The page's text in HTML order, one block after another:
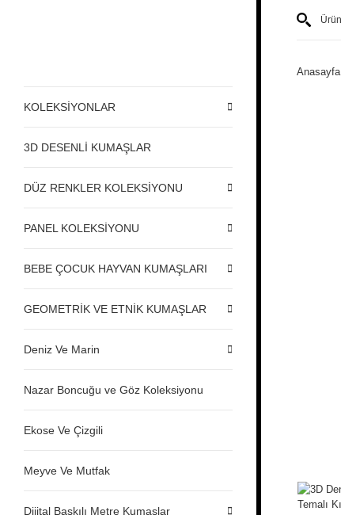
KOLEKSİYONLAR
3D DESENLİ KUMAŞLAR
DÜZ RENKLER KOLEKSİYONU
PANEL KOLEKSİYONU
BEBE ÇOCUK HAYVAN KUMAŞLARI
GEOMETRİK VE ETNİK KUMAŞLAR
Deniz Ve Marin
Nazar Boncuğu ve Göz Koleksiyonu
Ekose Ve Çizgili
Meyve Ve Mutfak
Dijital Baskılı Metre Kumaşlar
Anasayfa